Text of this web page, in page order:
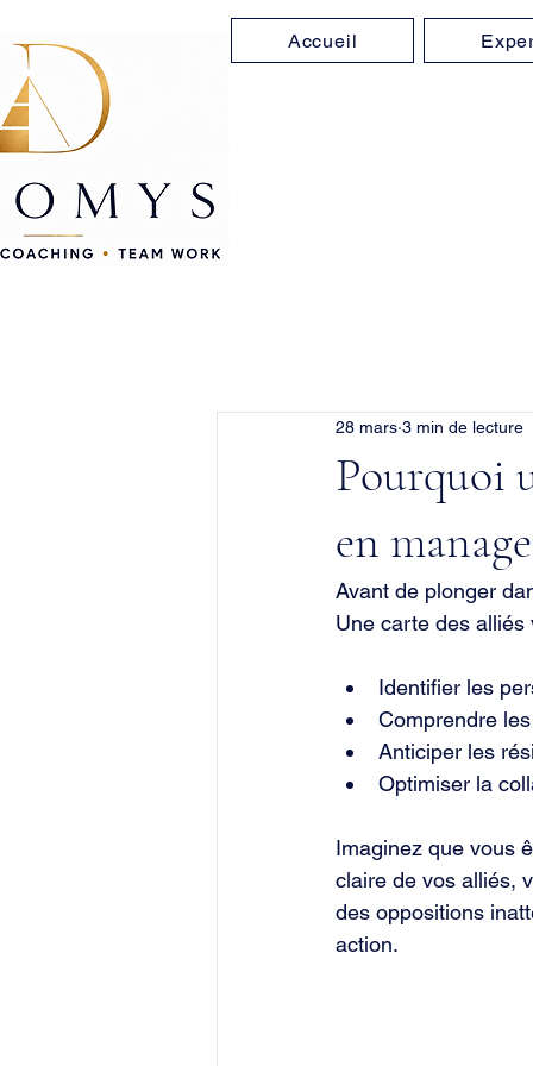
Accueil
Pourquoi
en
28 mars 3 min de lecture
Avant de plonger
Une carte des alliés
Identifier les
Comprendre
Anticiper les
Optimiser la
Imaginez que vous
claire de vos alliés,
des oppositions
action.